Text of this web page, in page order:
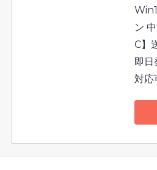
ン
C】
即
対応